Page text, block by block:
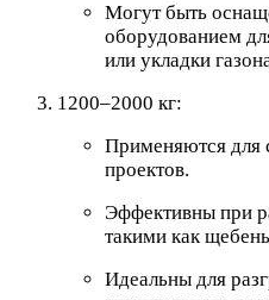
Могут быть
оборудованием
или укладки
1200–2000 кг:
Применяются для
проектов.
Эффективны при
такими как
Идеальны для